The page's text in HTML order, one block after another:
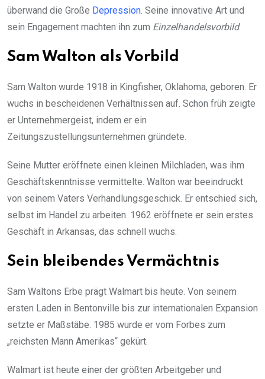
überwand die Große Depression . Seine innovative Art und
sein Engagement machten ihn zum Einzelhandelsvorbild.
Sam Walton als Vorbild
Sam Walton wurde 1918 in Kingfisher, Oklahoma, geboren. Er
wuchs in bescheidenen Verhältnissen auf. Schon früh zeigte
er Unternehmergeist, indem er ein
Zeitungszustellungsunternehmen gründete.
Seine Mutter eröffnete einen kleinen Milchladen, was ihm
Geschäftskenntnisse vermittelte. Walton war beeindruckt
von seinem Vaters Verhandlungsgeschick. Er entschied sich,
selbst im Handel zu arbeiten. 1962 eröffnete er sein erstes
Geschäft in Arkansas, das schnell wuchs.
Sein bleibendes Vermächtnis
Sam Waltons Erbe prägt Walmart bis heute. Von seinem
ersten Laden in Bentonville bis zur internationalen Expansion
setzte er Maßstäbe. 1985 wurde er vom Forbes zum
„reichsten Mann Amerikas“ gekürt.
Walmart ist heute einer der größten Arbeitgeber und